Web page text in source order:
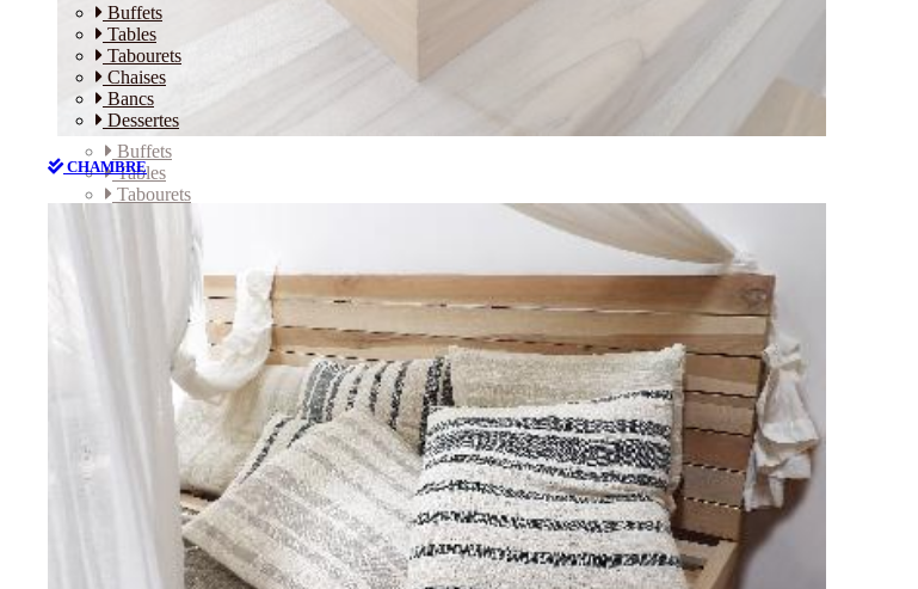
Buffets
Tables
Tabourets
Chaises
Bancs
Dessertes
CHAMBRE
Buffets
Tables
Tabourets
CHAMBRE